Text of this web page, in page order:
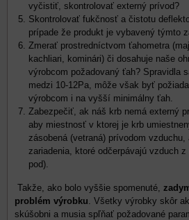
vyčistiť, skontrolovať externý prívod?
Skontrolovať fukčnosť a čistotu
prípade že produkt je vybavený týmto
Zmerať prostredníctvom ťahometra
kachliari, kominári) či dosahuje naše
výrobcom požadovaný ťah? Spravidla
medzi 10-12Pa, môže však byť
výrobcom i na vyšší minimálny ťah.
Zabezpečiť, ak náš krb nemá externý
aby miestnosť v ktorej je krb
zásobená (vetraná) prívodom
zariadenia, ktoré odčerpávajú vzduch
pod).
Takže, ako bolo vyššie spomenuté,
problém výrobku. Všetky výrobky skôr
skúšobni a musia spľňať požadované